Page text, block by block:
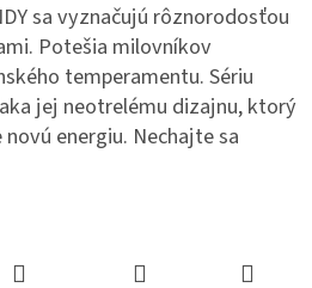
sa vyznačujú rôznorodosťou
Potešia milovníkov
temperamentu. Sériu
jej neotrelému dizajnu, ktorý
energiu. Nechajte sa